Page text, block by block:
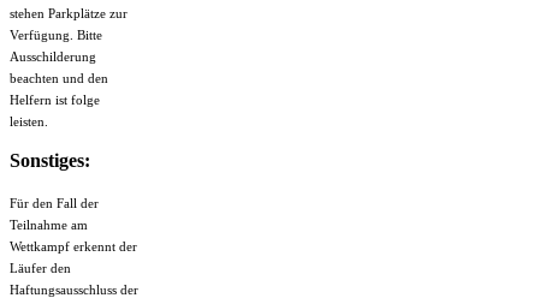
stehen Parkplätze zur
Verfügung. Bitte
Ausschilderung
beachten und den
Helfern ist folge
leisten.
Sonstiges:
Für den Fall der
Teilnahme am
Wettkampf erkennt der
Läufer den
Haftungsausschluss der